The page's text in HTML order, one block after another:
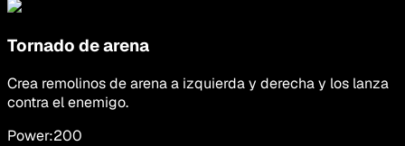
Tornado de arena
Crea remolinos de arena a izquierda y derecha y los lanza
contra el enemigo.
Power:200